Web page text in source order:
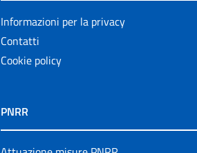
Informazioni per la privacy
Contatti
Cookie policy
PNRR